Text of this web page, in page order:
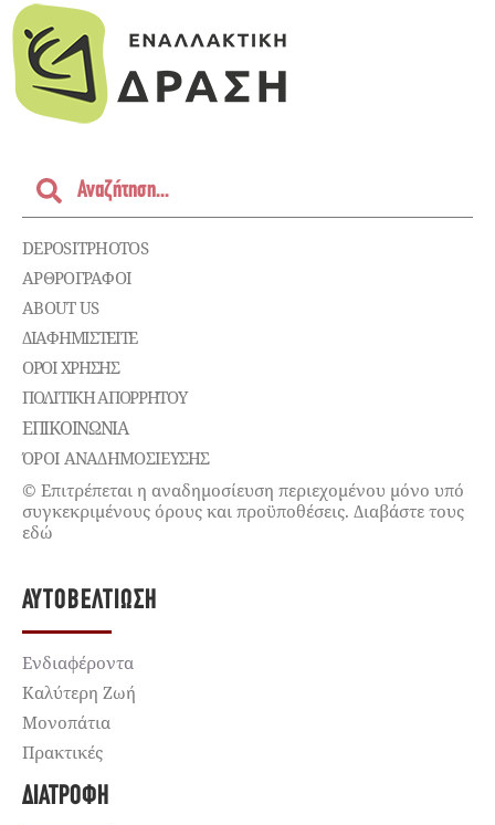
DEPOSITPHOTOS
ΑΡΘΡΟΓΡΑΦΟΙ
ABOUT US
ΔΙΑΦΗΜΙΣΤΕΊΤΕ
ΌΡΟΙ ΧΡΉΣΗΣ
ΠΟΛΙΤΙΚΉ ΑΠΟΡΡΉΤΟΥ
ΕΠΙΚΟΙΝΩΝΊΑ
ΌΡΟΙ ΑΝΑΔΗΜΟΣΙΕΥΣΗΣ
© Επιτρέπεται η αναδημοσίευση περιεχομένου μόνο υπό
συγκεκριμένους όρους και προϋποθέσεις. Διαβάστε τους
εδώ
ΑΥΤΟΒΕΛΤΊΩΣΗ
Ενδιαφέροντα
Καλύτερη Ζωή
Μονοπάτια
Πρακτικές
ΔΙΑΤΡΟΦΉ